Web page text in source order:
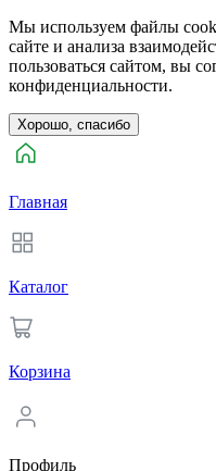
Мы используем файлы
сайте и анализа
пользоваться сайтом, вы
конфиденциальности.
Хорошо, спасибо
Главная
Каталог
Корзина
Профиль